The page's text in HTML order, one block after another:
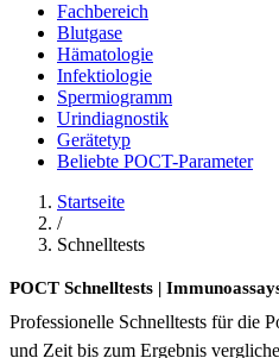
Fachbereich
Blutgase
Hämatologie
Infektiologie
Spermiogramm
Urindiagnostik
Gerätetyp
Beliebte POCT-Parameter
Startseite
/
Schnelltests
POCT Schnelltests |
Professionelle Schnelltests für die
und Zeit bis zum Ergebnis